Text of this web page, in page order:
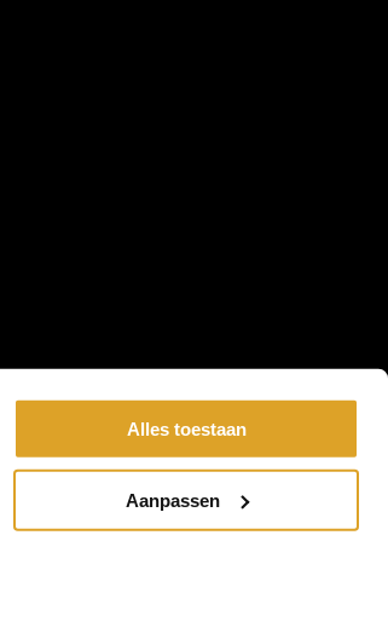
Alles toestaan
Aanpassen